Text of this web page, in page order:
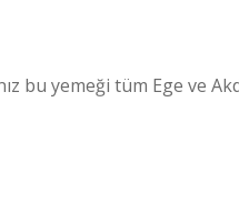
bu yemeği tüm Ege ve